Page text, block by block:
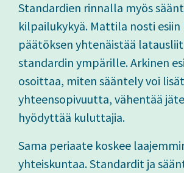
Standardien rinnalla myös
kilpailukykyä. Mattila nosti esiin
päätöksen yhtenäistää
standardin ympärille. Arkinen
osoittaa, miten sääntely voi
yhteensopivuutta, vähentää
hyödyttää kuluttajia.
Sama periaate koskee
yhteiskuntaa. Standardit ja